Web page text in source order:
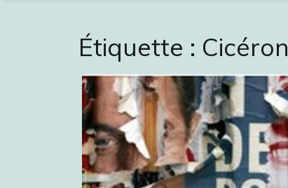
Étiquette : Cicéron